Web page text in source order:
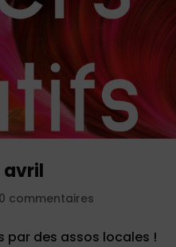
avril
0 commentaires
par des assos locales !